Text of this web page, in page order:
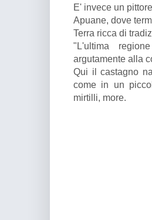
E' invece un
Apuane, dove
Terra ricca di
"L'ultima
argutamente alla
Qui il castagno
come in un
mirtilli, more.